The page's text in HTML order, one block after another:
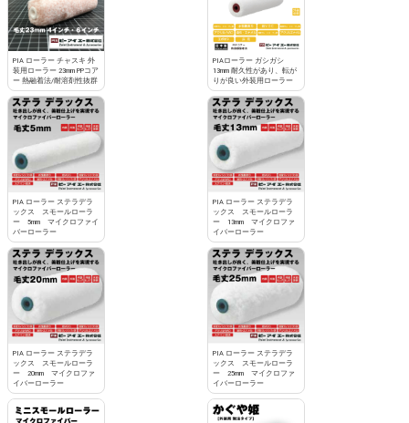
PIA ローラー チャスキ 外
装用ローラー 23mm PPコア
ー 熱融着法/耐溶剤性抜群
PIAローラー ガシガシ
13mm 耐久性があり、転が
りが良い外装用ローラー
PIA ローラー ステラデラ
ックス スモールローラ
ー 5mm マイクロファイ
バーローラー
PIA ローラー ステラデラ
ックス スモールローラ
ー 13mm マイクロファ
イバーローラー
PIA ローラー ステラデラ
ックス スモールローラ
ー 20mm マイクロファ
イバーローラー
PIA ローラー ステラデラ
ックス スモールローラ
ー 25mm マイクロファ
イバーローラー